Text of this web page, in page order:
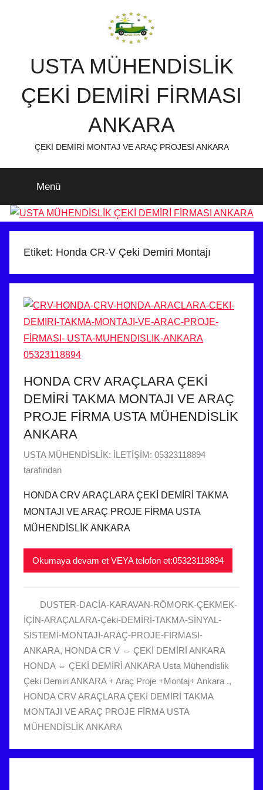
USTA MÜHENDİSLİK
ÇEKİ DEMİRİ FİRMASI
ANKARA
ÇEKİ DEMİRİ MONTAJ VE ARAÇ PROJESİ ANKARA
Menü
Etiket: Honda CR-V Çeki Demiri Montajı
HONDA CRV ARAÇLARA ÇEKİ
DEMİRİ TAKMA MONTAJI VE ARAÇ
PROJE FİRMA USTA MÜHENDİSLİK
ANKARA
2
8
a
z
i
r
2
2
t
a
r
i
h
i
d
USTA MÜHENDİSLİK: İLETİŞİM: 05323118894
tarafından
HONDA CRV ARAÇLARA ÇEKİ DEMİRİ TAKMA
MONTAJI VE ARAÇ PROJE FİRMA USTA
MÜHENDİSLİK ANKARA
Okumaya devam et VEYA telofon et:05323118894
DUSTER-DACİA-KARAVAN-RÖMORK-ÇEKMEK-
İÇİN-ARAÇALARA-Çeki-DEMİRİ-TAKMA-SİNYAL-
SİSTEMİ-MONTAJI-ARAÇ-PROJE-FİRMASI-
ANKARA, HONDA CR V ⇔ ÇEKİ DEMİRİ ANKARA
HONDA ⇔ ÇEKİ DEMİRİ ANKARA Usta Mühendislik
Çeki Demiri ANKARA + Araç Proje +Montaj+ Ankara .,
HONDA CRV ARAÇLARA ÇEKİ DEMİRİ TAKMA
MONTAJI VE ARAÇ PROJE FİRMA USTA
MÜHENDİSLİK ANKARA